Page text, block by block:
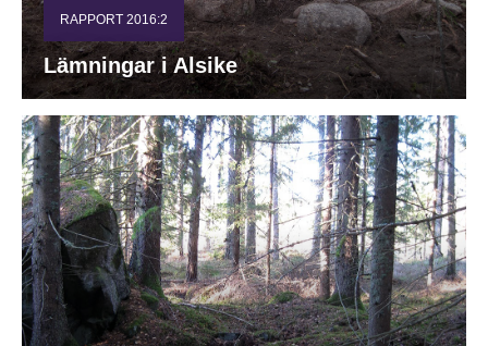
RAPPORT 2016:2
Lämningar i Alsike